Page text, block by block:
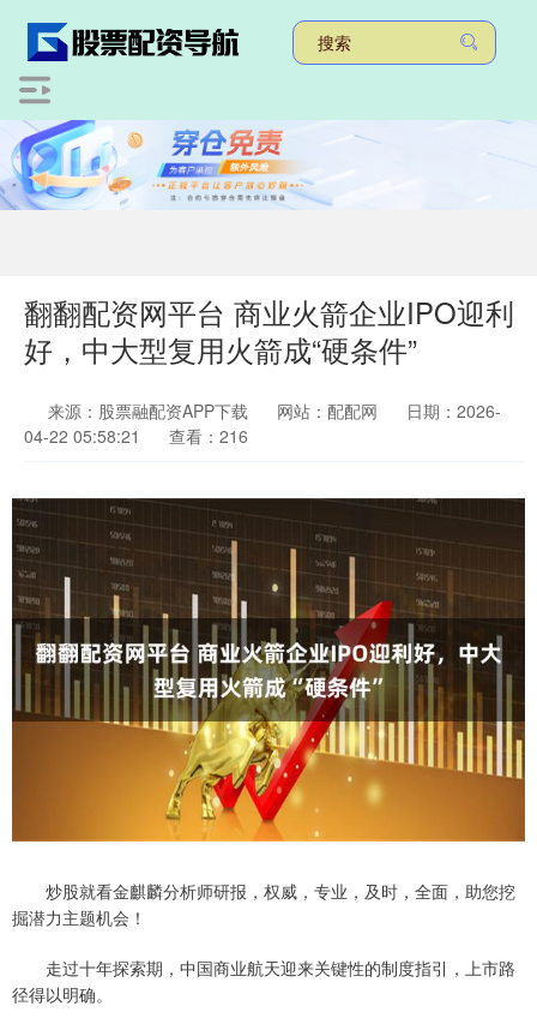
翻翻配资网平台 商业火箭企业IPO迎利
好，中大型复用火箭成“硬条件”
来源：股票融配资APP下载 网站：配配网
日期：2026-
04-22 05:58:21
查看：216
炒股就看金麒麟分析师研报，权威，专业，及时，全面，助您挖
掘潜力主题机会！
走过十年探索期，中国商业航天迎来关键性的制度指引，上市路
径得以明确。